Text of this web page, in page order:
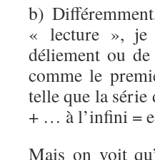
b)
« lecture », je
déliement ou
comme le
telle que la
+ … à l’infini =
Mais on voit